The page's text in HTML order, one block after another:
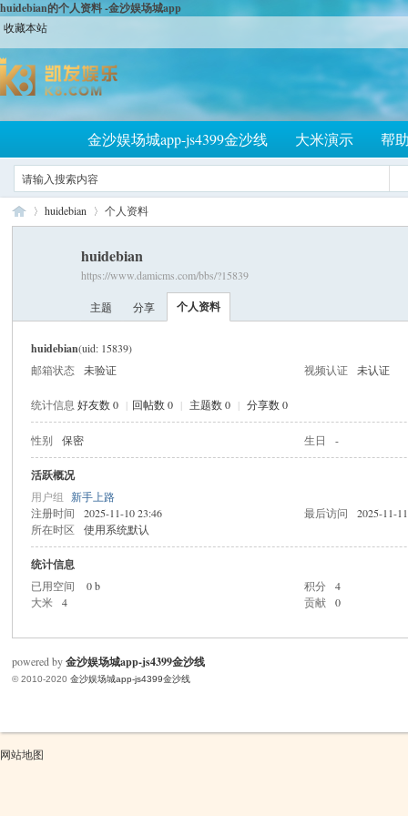
huidebian的个人资料 -金沙娱场城app
收藏本站
金沙娱场城app-js4399金沙线 大米演示 帮
huidebian 个人资料
huidebian
https://www.damicms.com/bbs/?15839
主题 分享 个人资料
huidebian(uid: 15839)
邮箱状态
未验证 视频认证 未认证
统计信息 好友数 0 | 回帖数 0 | 主题数 0 | 分享数 0
性别 保密 生日 -
活跃概况
用户组 新手上路
注册时间
2025-11-10 23:46 最后访问
2025-11-
所在时区
使用系统默认
统计信息
已用空间 0 b 积分
4
大米
4 贡献 0
powered by金沙娱场城app-js4399金沙线
© 2010-2020 金沙娱场城app-js4399金沙线
网站地图